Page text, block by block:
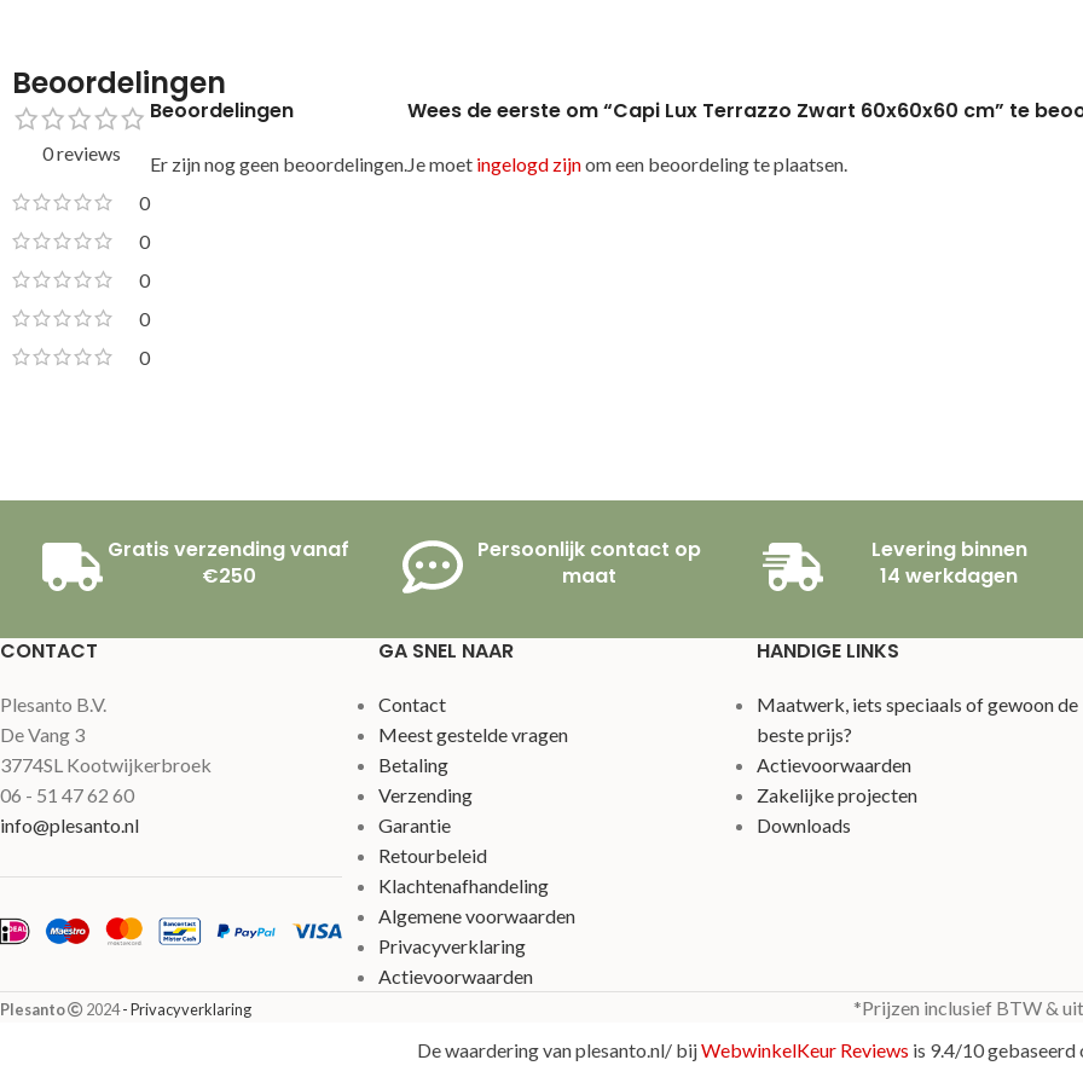
Beoordelingen
0 reviews
0
0
0
0
0
Beoordelingen
Er zijn nog geen beoordelingen.
Wees de eerste om “Capi Lux Terrazzo Zwart 60x60x60 cm” te
Je moet ingelogd zijnom een beoordeling te plaatsen.
Gratis verzending vanaf
€250
Persoonlijk contact op
maat
Levering binnen
14 werkdagen
CONTACT
Plesanto B.V.
De Vang 3
3774SL Kootwijkerbroek
06 - 51 47 62 60
info@plesanto.nl
GA SNEL NAAR
Contact
Meest gestelde vragen
Betaling
Verzending
Garantie
Retourbeleid
Klachtenafhandeling
Algemene voorwaarden
Privacyverklaring
Actievoorwaarden
HANDIGE LINKS
Maatwerk, iets speciaals of gewoon de
beste prijs?
Actievoorwaarden
Zakelijke projecten
Downloads
Plesanto 2024- Privacyverklaring
*Prijzen inclusief BTW &
De waardering van plesanto.nl/ bijWebwinkelKeur Reviews is 9.4/10 gebaseerd